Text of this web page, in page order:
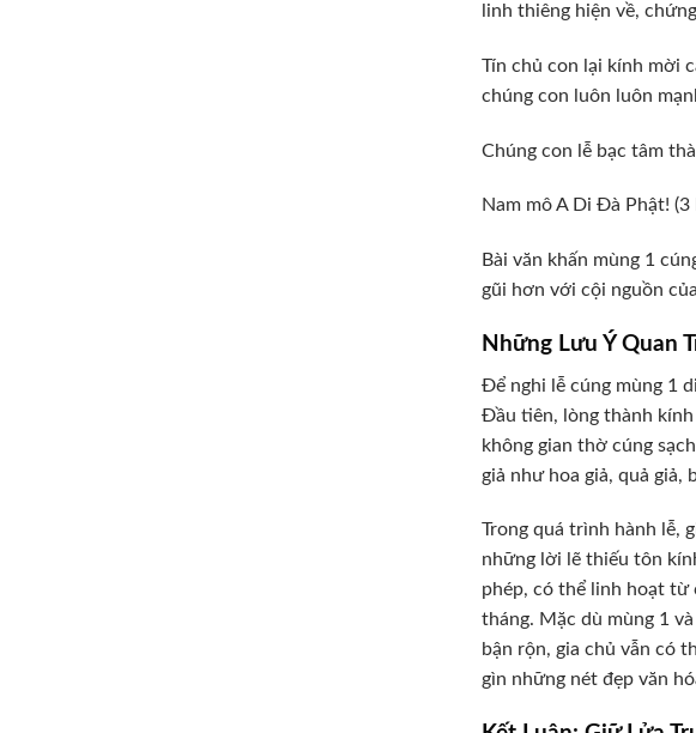
linh thiêng hiện về,
Tín chủ con lại kính mời
chúng con luôn luôn
Chúng con lễ bạc tâm
Nam mô A Di Đà Phật! (3
Bài văn khấn mùng 1
gũi hơn với cội nguồn
Những Lưu Ý Quan
Để nghi lễ cúng mùng 1
Đầu tiên, lòng thành kính
không gian thờ cúng
giả như hoa giả, quả
Trong quá trình hành lễ,
những lời lẽ thiếu tôn
phép, có thể linh hoạt từ
tháng. Mặc dù mùng 1
bận rộn, gia chủ vẫn có
gìn những nét đẹp văn